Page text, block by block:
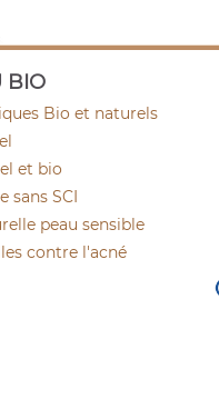
BIO
Bio et naturels
et bio
sans SCI
peau sensible
contre l'acné